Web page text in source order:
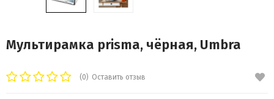
Мультирамка prisma, чёрная, Umbra
(0) Оставить отзыв